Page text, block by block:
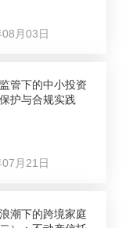
月03日
管下的中小投资
护与合规实践
月21日
潮下的跨境家庭